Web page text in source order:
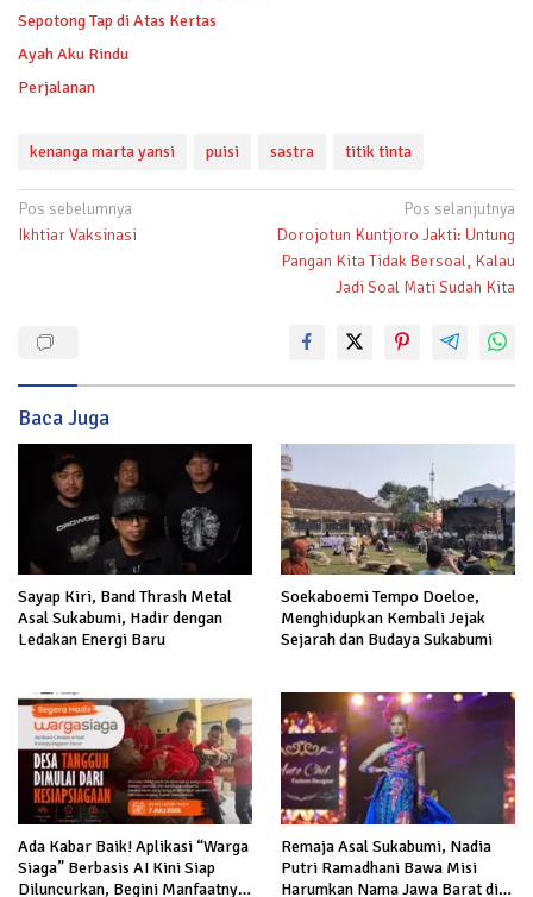
Sepotong Tap di Atas Kertas
Ayah Aku Rindu
Perjalanan
kenanga marta yansi puisi sastra titik tinta
Navigasi
pos
Pos sebelumnya
Ikhtiar Vaksinasi
Pos selanjutnya
Dorojotun Kuntjoro Jakti: Untung
Pangan Kita Tidak Bersoal, Kalau
Jadi Soal Mati Sudah Kita
Baca Juga
Sayap Kiri, Band Thrash Metal
Asal Sukabumi, Hadir dengan
Ledakan Energi Baru
Soekaboemi Tempo Doeloe,
Menghidupkan Kembali Jejak
Sejarah dan Budaya Sukabumi
Ada Kabar Baik! Aplikasi “Warga
Siaga” Berbasis AI Kini Siap
Diluncurkan, Begini Manfaatnya
Remaja Asal Sukabumi, Nadia
Putri Ramadhani Bawa Misi
Harumkan Nama Jawa Barat di